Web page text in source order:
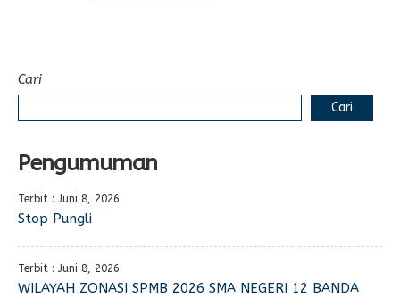
Cari
Cari
Pengumuman
Terbit : Juni 8, 2026
Stop Pungli
Terbit : Juni 8, 2026
WILAYAH ZONASI SPMB 2026 SMA NEGERI 12 BANDA